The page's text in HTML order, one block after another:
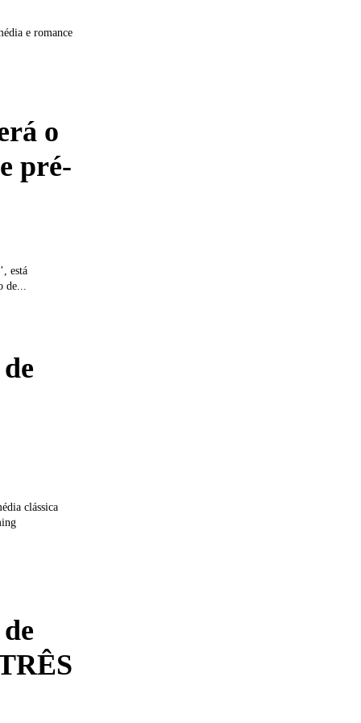
e romance
o
pré-
está
clássica